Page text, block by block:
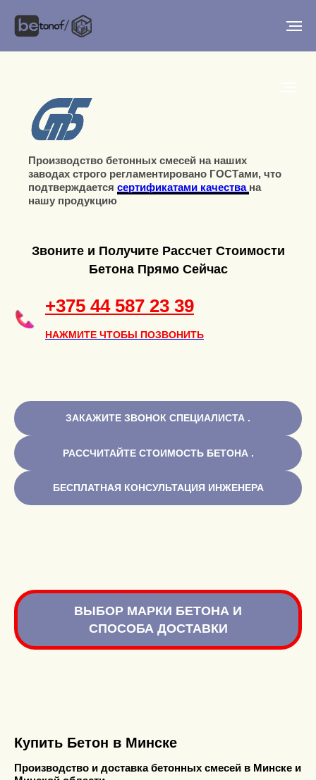
Производство бетонных смесей на наших
заводах строго регламентировано ГОСТами, что
подтверждается сертификатами качества на
нашу продукцию
Звоните и Получите Рассчет Стоимости
Бетона Прямо Сейчас
+375 44 587 23 39
НАЖМИТЕ ЧТОБЫ ПОЗВОНИТЬ
ЗАКАЖИТЕ ЗВОНОК СПЕЦИАЛИСТА .
РАССЧИТАЙТЕ СТОИМОСТЬ БЕТОНА .
БЕСПЛАТНАЯ КОНСУЛЬТАЦИЯ ИНЖЕНЕРА
ВЫБОР МАРКИ БЕТОНА И
СПОСОБА ДОСТАВКИ
Купить Бетон в Минске
Производство и доставка бетонных смесей в Минске и